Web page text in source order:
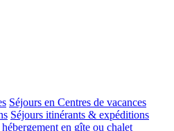
Séjours en Centres de vacances
Séjours itinérants & expéditions
hébergement en gîte ou chalet